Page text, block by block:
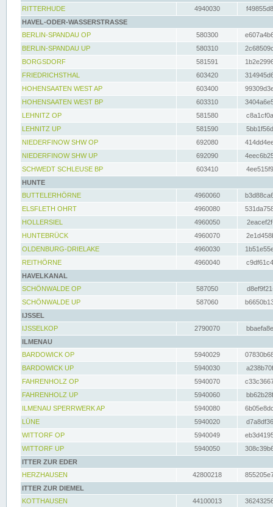
RITTERHUDE
4940030
HAVEL-ODER-WASSERSTRASSE
BERLIN-SPANDAU OP
580300
BERLIN-SPANDAU UP
580310
BORGSDORF
581591
FRIEDRICHSTHAL
603420
HOHENSAATEN WEST AP
603400
HOHENSAATEN WEST BP
603310
LEHNITZ OP
581580
LEHNITZ UP
581590
NIEDERFINOW SHW OP
692080
NIEDERFINOW SHW UP
692090
SCHWEDT SCHLEUSE BP
603410
HUNTE
BUTTELERHÖRNE
4960060
ELSFLETH OHRT
4960080
HOLLERSIEL
4960050
HUNTEBRÜCK
4960070
OLDENBURG-DRIELAKE
4960030
REITHÖRNE
4960040
HAVELKANAL
SCHÖNWALDE OP
587050
SCHÖNWALDE UP
587060
IJSSEL
IJSSELKOP
2790070
ILMENAU
BARDOWICK OP
5940029
BARDOWICK UP
5940030
FAHRENHOLZ OP
5940070
FAHRENHOLZ UP
5940060
ILMENAU SPERRWERK AP
5940080
LÜNE
5940020
WITTORF OP
5940049
WITTORF UP
5940050
ITTER ZUR EDER
HERZHAUSEN
42800218
ITTER ZUR DIEMEL
KOTTHAUSEN
44100013